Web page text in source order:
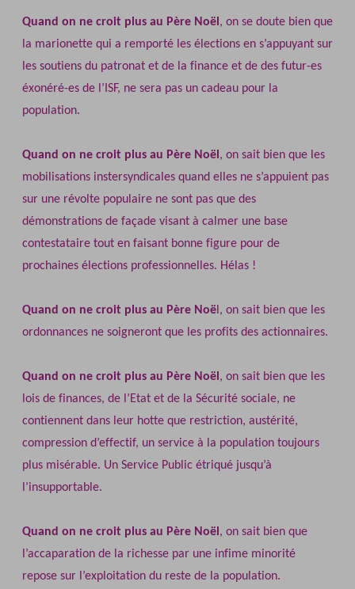
Quand on ne croit plus au Père Noël , on se doute bien que
la marionette qui a remporté les élections en s’appuyant sur
les soutiens du patronat et de la finance et de des futur-es
éxonéré-es de l’ISF, ne sera pas un cadeau pour la
population.
Quand on ne croit plus au Père Noël , on sait bien que les
mobilisations instersyndicales quand elles ne s’appuient pas
sur une révolte populaire ne sont pas que des
démonstrations de façade visant à calmer une base
contestataire tout en faisant bonne figure pour de
prochaines élections professionnelles. Hélas !
Quand on ne croit plus au Père Noë l, on sait bien que les
ordonnances ne soigneront que les profits des actionnaires.
Quand on ne croit plus au Père Noël , on sait bien que les
lois de finances, de l’Etat et de la Sécurité sociale, ne
contiennent dans leur hotte que restriction, austérité,
compression d’effectif, un service à la population toujours
plus misérable. Un Service Public étriqué jusqu’à
l’insupportable.
Quand on ne croit plus au Père Noël , on sait bien que
l’accaparation de la richesse par une infime minorité
repose sur l’exploitation du reste de la population.